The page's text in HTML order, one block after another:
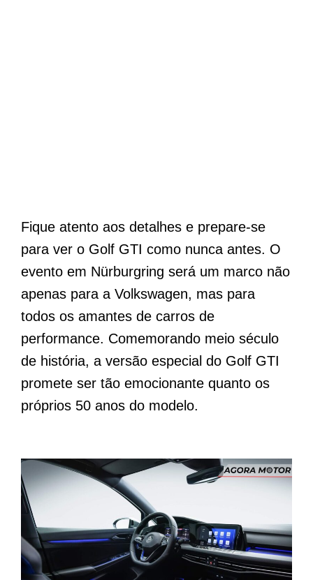
Fique atento aos detalhes e prepare-se
para ver o Golf GTI como nunca antes. O
evento em Nürburgring será um marco não
apenas para a Volkswagen, mas para
todos os amantes de carros de
performance. Comemorando meio século
de história, a versão especial do Golf GTI
promete ser tão emocionante quanto os
próprios 50 anos do modelo.